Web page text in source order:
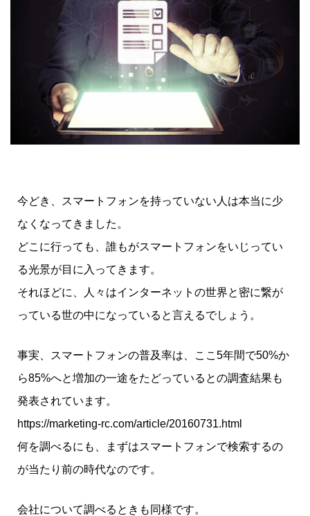
今どき、スマートフォンを持っていない人は本当に少
なくなってきました。
どこに行っても、誰もがスマートフォンをいじってい
る光景が目に入ってきます。
それほどに、人々はインターネットの世界と密に繋が
っている世の中になっていると言えるでしょう。
事実、スマートフォンの普及率は、ここ5年間で50%か
ら85%へと増加の一途をたどっているとの調査結果も
発表されています。
https://marketing-rc.com/article/20160731.html
何を調べるにも、まずはスマートフォンで検索するの
が当たり前の時代なのです。
会社について調べるときも同様です。